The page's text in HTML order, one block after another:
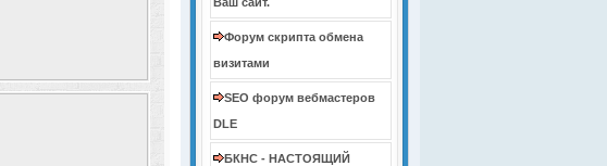
Форум скрипта обмена
визитами
SEO форум вебмастеров
DLE
БКНС - НАСТОЯЩИЙ